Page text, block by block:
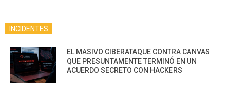
INCIDENTES
EL MASIVO CIBERATAQUE CONTRA CANVAS
QUE PRESUNTAMENTE TERMINÓ EN UN
ACUERDO SECRETO CON HACKERS